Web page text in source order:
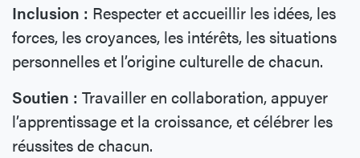
Inclusion : Respecter et accueillir les idées, les
forces, les croyances, les intérêts, les situations
personnelles et l’origine culturelle de chacun.
Soutien : Travailler en collaboration, appuyer
l’apprentissage et la croissance, et célébrer les
réussites de chacun.